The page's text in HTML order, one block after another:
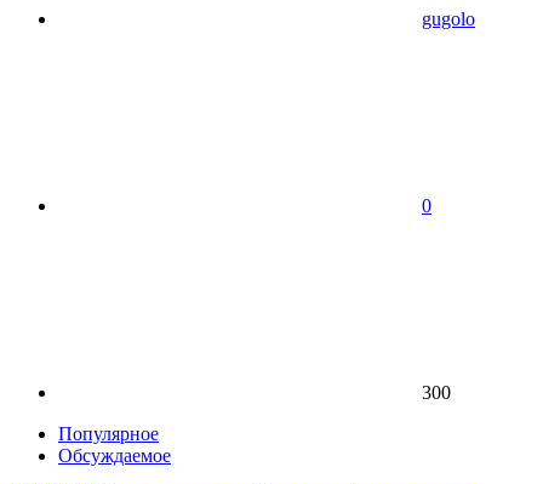
gugolo
0
300
Популярное
Обсуждаемое